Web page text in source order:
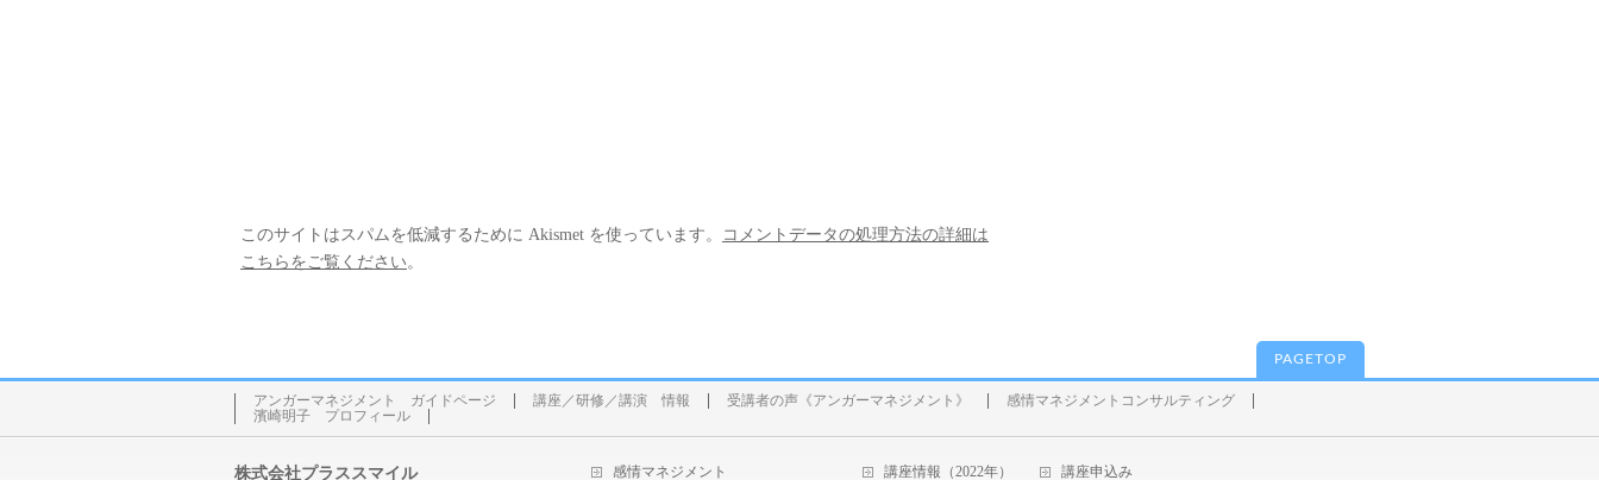
このサイトはスパムを低減するために Akismet を使っています。
コメントデータの処理方法の詳細は
こちらをご覧ください。
PAGETOP
アンガーマネジメント ガイドページ 講座／研修／講演 情報 受講者の声《アンガーマネジメント》
感情マネジメントコンサルティング
濱崎明子 プロフィール
株式会社プラススマイル 感情マネジメント 講座情報（2022年） 講座申込み